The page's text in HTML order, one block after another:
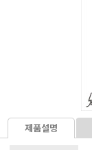
제품설명